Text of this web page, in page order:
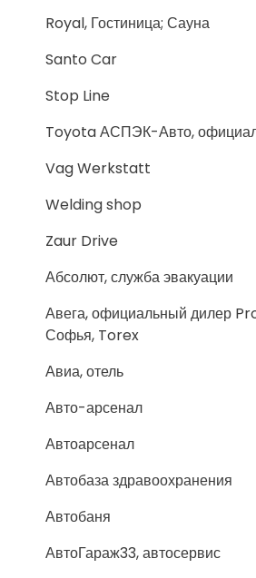
Royal, Гостиница; Сауна
Santo Car
Stop Line
Toyota АСПЭК-Авто,
Vag Werkstatt
Welding shop
Zaur Drive
Абсолют, служба эвакуации
Авега, официальный дилер
Софья, Torex
Авиа, отель
Авто-арсенал
Автоарсенал
Автобаза здравоохранения
Автобаня
АвтоГараж33, автосервис